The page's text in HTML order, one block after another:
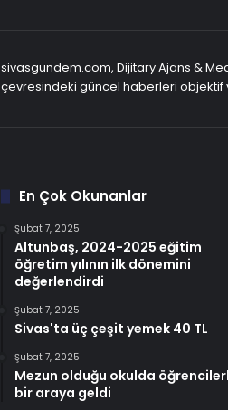
sivasgundem.com, Dijitary Ajans &
çevresindeki güncel haberleri objektif
En Çok Okunanlar
Şubat 7, 2025
Altunbaş, 2024-2025 eğitim
öğretim yılının ilk dönemini
değerlendirdi
Şubat 7, 2025
Sivas'ta üç çeşit yemek 40 TL
Şubat 7, 2025
Mezun olduğu okulda
bir araya geldi